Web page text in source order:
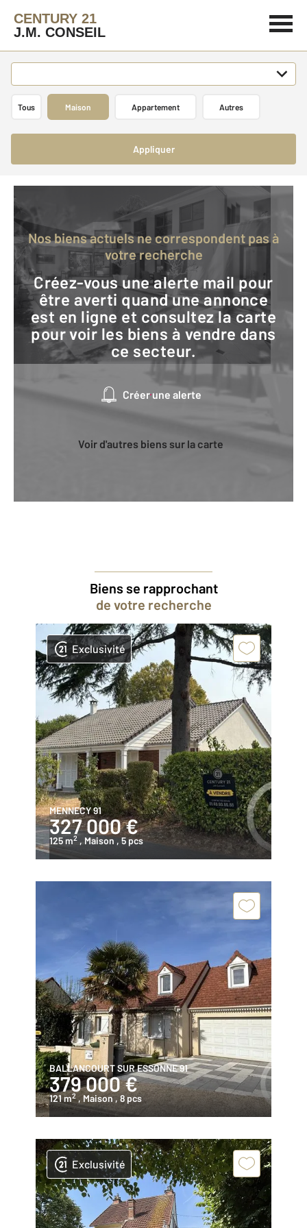
CENTURY 21
J.M. CONSEIL
Tous Maison Appartement Autres
Appliquer
Nos biens actuels ne correspondent pas à
votre recherche
Créez-vous une alerte mail pour
être averti quand une annonce
est en ligne et consultez la carte
pour voir les biens à vendre dans
ce secteur.
Créer une alerte
Voir d'autres biens sur la carte
Biens se rapprochant
de votre recherche
Exclusivité
MENNECY 91
327 000 €
125 m2 , Maison , 5 pcs
BALLANCOURT SUR ESSONNE 91
379 000 €
121 m2 , Maison , 8 pcs
Exclusivité